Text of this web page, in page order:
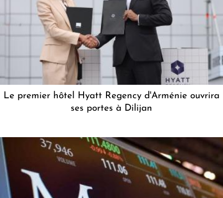
Le premier hôtel Hyatt Regency d'Arménie ouvrira
ses portes à Dilijan